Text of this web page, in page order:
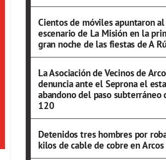
Cientos de móviles apuntaron al
escenario de La Misión en la
gran noche de las fiestas de A
La Asociación de Vecinos de
denuncia ante el Seprona el
abandono del paso subterráneo
120
Detenidos tres hombres por
kilos de cable de cobre en Arcos